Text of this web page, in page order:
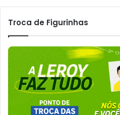
Troca de Figurinhas